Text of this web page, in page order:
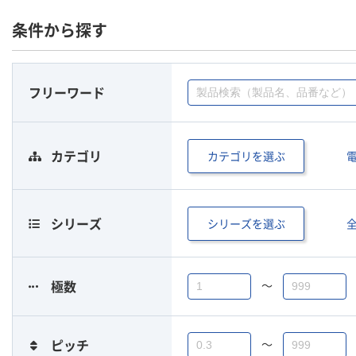
条件から探す
フリーワード
カテゴリ カテゴリを選ぶ
シリーズ シリーズを選ぶ
極数 〜
ピッチ 〜